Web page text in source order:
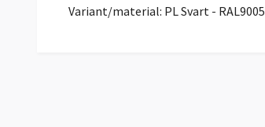
Variant/material: PL Svart - RAL9005